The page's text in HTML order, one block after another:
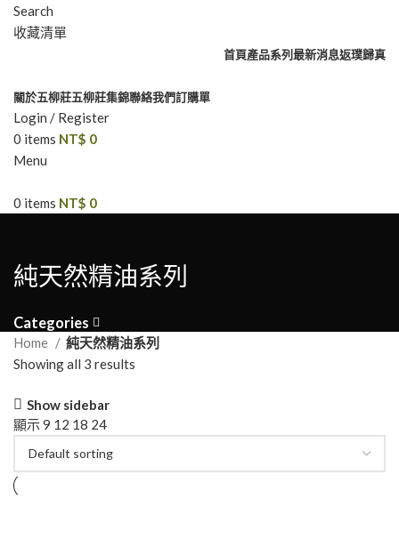
Search
收藏清單
首頁產品系列最新消息返璞歸真
關於五柳莊五柳莊集錦聯絡我們訂購單
Login / Register
0 items NT$ 0
Menu
0 items NT$ 0
純天然精油系列
Categories
Home
純天然精油系列
Showing all 3 results
Show sidebar
顯示9 12 18 24